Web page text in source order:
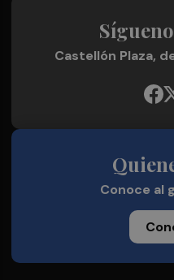
Castellón Plaza,
Conoce al